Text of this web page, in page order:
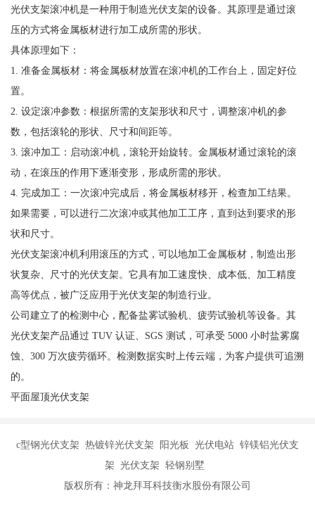
光伏支架滚冲机是一种用于制造光伏支架的设备。其原理是通过滚
压的方式将金属板材进行加工成所需的形状。
具体原理如下：
1. 准备金属板材：将金属板材放置在滚冲机的工作台上，固定好位
置。
2. 设定滚冲参数：根据所需的支架形状和尺寸，调整滚冲机的参
数，包括滚轮的形状、尺寸和间距等。
3. 滚冲加工：启动滚冲机，滚轮开始旋转。金属板材通过滚轮的滚
动，在滚压的作用下逐渐变形，形成所需的形状。
4. 完成加工：一次滚冲完成后，将金属板材移开，检查加工结果。
如果需要，可以进行二次滚冲或其他加工工序，直到达到要求的形
状和尺寸。
光伏支架滚冲机利用滚压的方式，可以地加工金属板材，制造出形
状复杂、尺寸的光伏支架。它具有加工速度快、成本低、加工精度
高等优点，被广泛应用于光伏支架的制造行业。
公司建立了的检测中心，配备盐雾试验机、疲劳试验机等设备。其
光伏支架产品通过 TUV 认证、SGS 测试，可承受 5000 小时盐雾腐
蚀、300 万次疲劳循环。检测数据实时上传云端，为客户提供可追溯
的。
平面屋顶光伏支架
c型钢光伏支架 热镀锌光伏支架 阳光板 光伏电站 锌镁铝光伏支
架 光伏支架 轻钢别墅
版权所有：神龙拜耳科技衡水股份有限公司